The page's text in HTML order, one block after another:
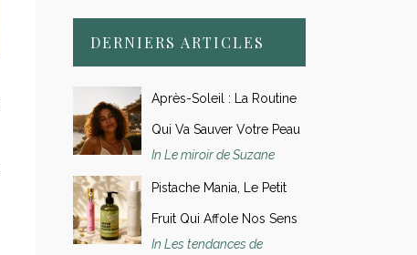
DERNIERS ARTICLES
Après-Soleil : La Routine
Qui Va Sauver Votre Peau
In Le miroir de Suzane
Pistache Mania, Le Petit
Fruit Qui Affole Nos Sens
In Les tendances de